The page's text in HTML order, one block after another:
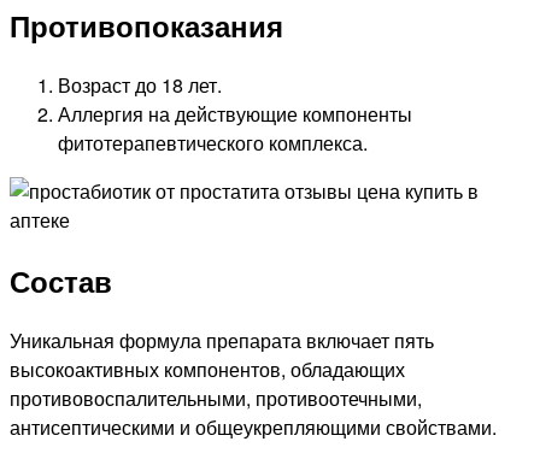
Противопоказания
Возраст до 18 лет.
Аллергия на действующие компоненты
фитотерапевтического комплекса.
Состав
Уникальная формула препарата включает пять
высокоактивных компонентов, обладающих
противовоспалительными, противоотечными,
антисептическими и общеукрепляющими свойствами.